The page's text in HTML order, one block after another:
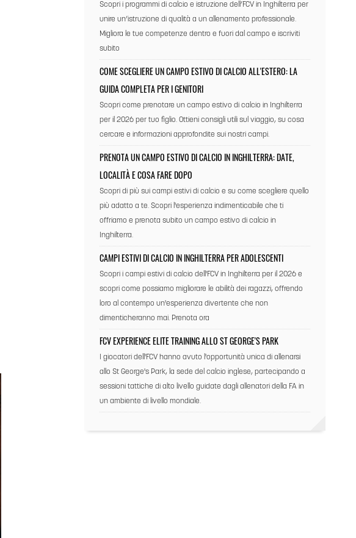
Scopri i programmi di calcio e istruzione dell’FCV in Inghilterra per
unire un’istruzione di qualità a un allenamento professionale.
Migliora le tue competenze dentro e fuori dal campo e iscriviti
subito
COME SCEGLIERE UN CAMPO ESTIVO DI CALCIO ALL'ESTERO: LA
GUIDA COMPLETA PER I GENITORI
Scopri come prenotare un campo estivo di calcio in Inghilterra
per il 2026 per tuo figlio. Ottieni consigli utili sul viaggio, su cosa
cercare e informazioni approfondite sui nostri campi.
PRENOTA UN CAMPO ESTIVO DI CALCIO IN INGHILTERRA: DATE,
LOCALITÀ E COSA FARE DOPO
Scopri di più sui campi estivi di calcio e su come scegliere quello
più adatto a te. Scopri l'esperienza indimenticabile che ti
offriamo e prenota subito un campo estivo di calcio in
Inghilterra.
CAMPI ESTIVI DI CALCIO IN INGHILTERRA PER ADOLESCENTI
Scopri i campi estivi di calcio dell'FCV in Inghilterra per il 2026 e
scopri come possiamo migliorare le abilità dei ragazzi, offrendo
loro al contempo un'esperienza divertente che non
dimenticheranno mai. Prenota ora
FCV EXPERIENCE ELITE TRAINING ALLO ST GEORGE'S PARK
I giocatori dell'FCV hanno avuto l'opportunità unica di allenarsi
allo St George's Park, la sede del calcio inglese, partecipando a
sessioni tattiche di alto livello guidate dagli allenatori della FA in
un ambiente di livello mondiale.